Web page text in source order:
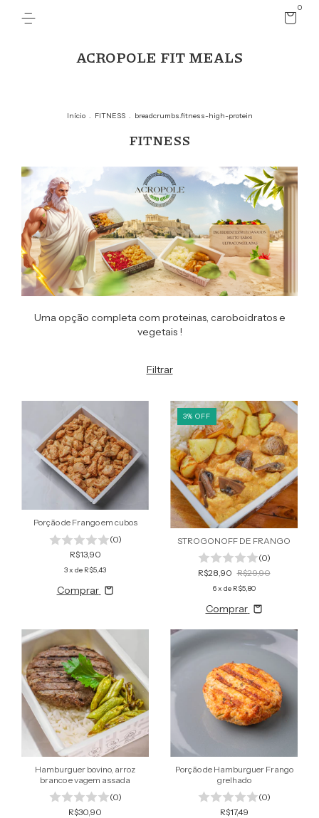
ACROPOLE FIT MEALS
0
Início . FITNESS . breadcrumbs.fitness-high-protein
FITNESS
Uma opção completa com proteinas, caroboidratos e
vegetais !
Filtrar
Porção de Frango em cubos
(0)
R$13,90
3x de R$5,43
Comprar
3% OFF
STROGONOFF DE FRANGO
(0)
R$28,90 R$29,90
6x de R$5,80
Comprar
Hamburguer bovino, arroz
branco e vagem assada
(0)
R$30,90
Porção de Hamburguer Frango
grelhado
(0)
R$17,49